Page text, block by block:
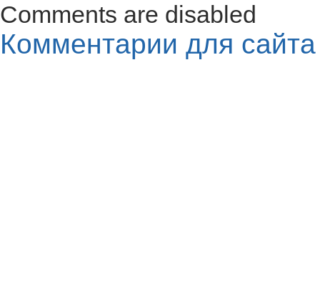
Comments are disabled
Комментарии для